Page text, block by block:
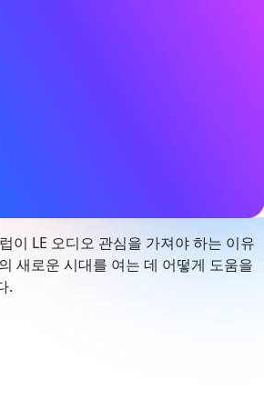
이 LE 오디오 관심을 가져야 하는 이유
새로운 시대를 여는 데 어떻게 도움을
.